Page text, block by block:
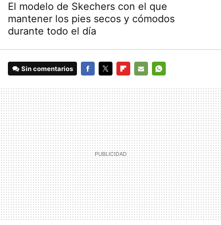
El modelo de Skechers con el que
mantener los pies secos y cómodos
durante todo el día
Sin comentarios
MAIL